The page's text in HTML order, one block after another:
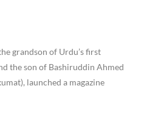
grandson of Urdu’s first
the son of Bashiruddin Ahmed
launched a magazine
partition of India, it continued